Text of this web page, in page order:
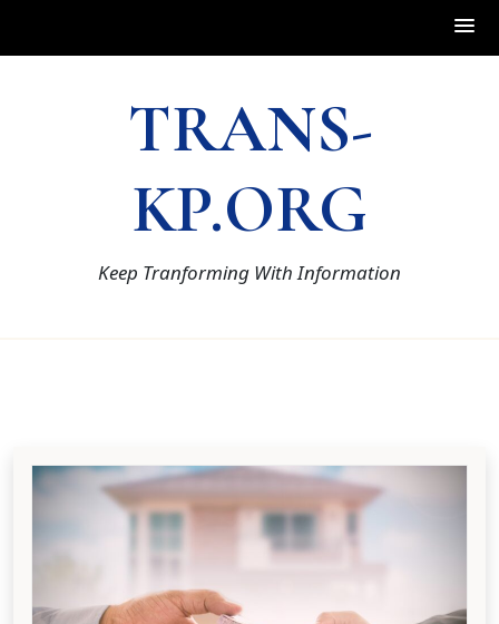
TRANS-
KP.ORG
Keep Tranforming With Information